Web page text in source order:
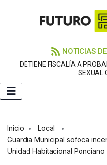
NOTICIAS
DETIENE FISCALÍA A
SEXUAL
Inicio
Local
Guardia Municipal sofoca
Unidad Habitacional Ponciano